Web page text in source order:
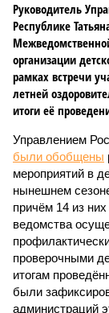
Руководитель
Республике
организации
рамках встречи
летней
итоги её
Управлением
были обобщены
мероприятий в
нынешнем
причём 14 из
ведомства
проверочными
итогам
были
администраций